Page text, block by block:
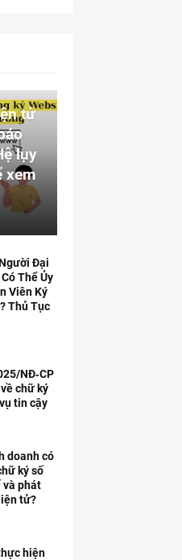
tử
lụy
xem
Đại
Thể Ủy
Viên Ký
Thủ Tục
NĐ‑CP
chữ ký
tin cậy
doanh có
ký số
và phát
tử?
hiện